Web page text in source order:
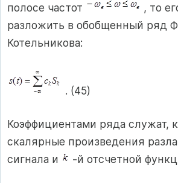
полосе частот
, то
разложить в обобщенный ряд
Котельникова:
. (45)
Коэффициентами ряда служат,
скалярные произведения
сигнала и
-й отсчетной